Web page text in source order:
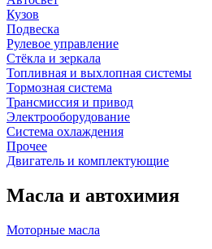
Кузов
Подвеска
Рулевое управление
Стёкла и зеркала
Топливная и выхлопная системы
Тормозная система
Трансмиссия и привод
Электрооборудование
Система охлаждения
Прочее
Двигатель и комплектующие
Масла и автохимия
Моторные масла